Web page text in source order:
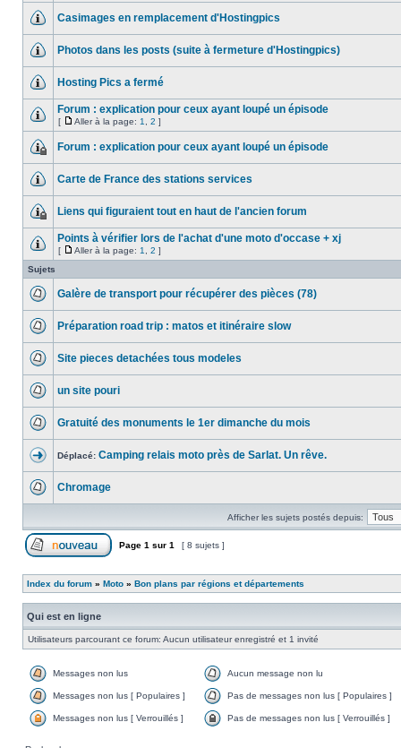
Casimages en remplacement d'Hostingpics
Photos dans les posts (suite à fermeture d'Hostingpics)
Hosting Pics a fermé
Forum : explication pour ceux ayant loupé un épisode
[ Aller à la page: 1 2 ]
Forum : explication pour ceux ayant loupé un épisode
Carte de France des stations services
Liens qui figuraient tout en haut de l'ancien forum
Points à vérifier lors de l'achat d'une moto d'occase + xj
[ Aller à la page: 1 2 ]
Sujets
Galère de transport pour récupérer des pièces (78)
Préparation road trip : matos et itinéraire slow
Site pieces detachées tous modeles
un site pouri
Gratuité des monuments le 1er dimanche du mois
Déplacé: Camping relais moto près de Sarlat. Un rêve.
Chromage
Afficher les sujets postés depuis:
Page 1 sur 1 [ 8 sujets ]
Index du forum » Moto » Bon plans par régions et départements
Qui est en ligne
Utilisateurs parcourant ce forum: Aucun utilisateur enregistré et 1 invité
Messages non lus Aucun message non lu
Messages non lus [ Populaires ] Pas de messages non lus [ Populaires ]
Messages non lus [ Verrouillés ] Pas de messages non lus [ Verrouillés ]